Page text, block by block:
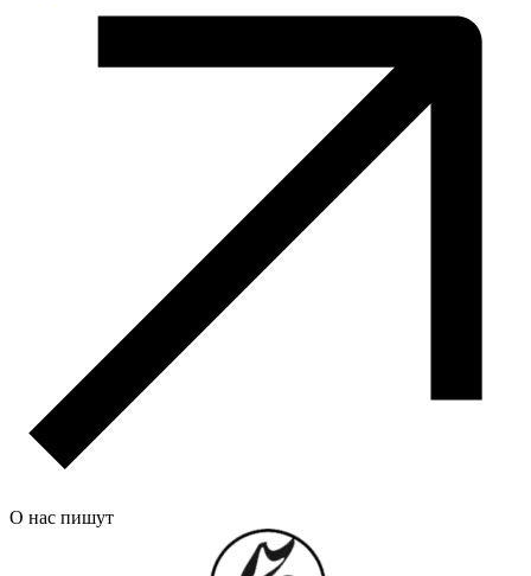
О нас пишут